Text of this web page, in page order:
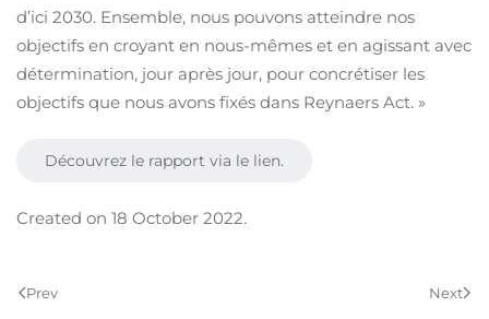
d’ici 2030. Ensemble, nous pouvons atteindre nos
objectifs en croyant en nous-mêmes et en agissant avec
détermination, jour après jour, pour concrétiser les
objectifs que nous avons fixés dans Reynaers Act. »
Découvrez le rapport via le lien.
Created on 18 October 2022.
Prev Next